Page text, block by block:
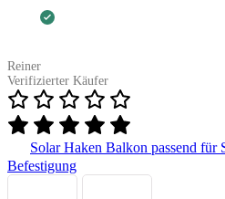
Reiner
Verifizierter Käufer
Solar Haken Balkon passend
Befestigung